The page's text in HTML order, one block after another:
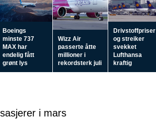
Boeings
minste 737
MAX har
endelig fått
grønt lys
Wizz Air
passerte åtte
millioner i
rekordsterk juli
Drivstoffpriser
og streiker
svekket
Lufthansa
kraftig
i mars